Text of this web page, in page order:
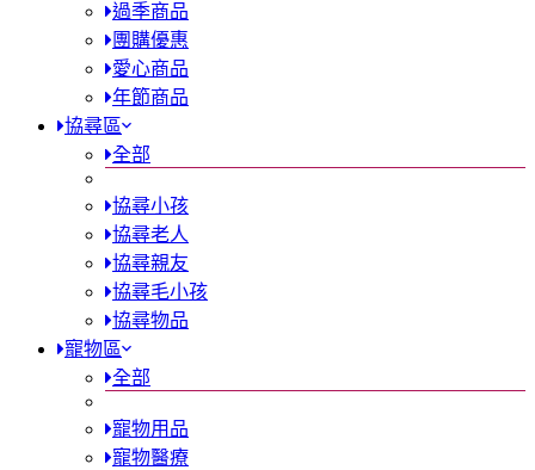
過季商品
團購優惠
愛心商品
年節商品
協尋區
全部
協尋小孩
協尋老人
協尋親友
協尋毛小孩
協尋物品
寵物區
全部
寵物用品
寵物醫療